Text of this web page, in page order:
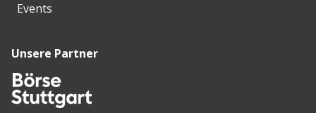
Events
Unsere Partner